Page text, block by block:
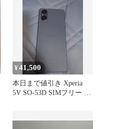
¥41,500
本日まで値引き Xperia
5V SO-53D SIMフリー ＋